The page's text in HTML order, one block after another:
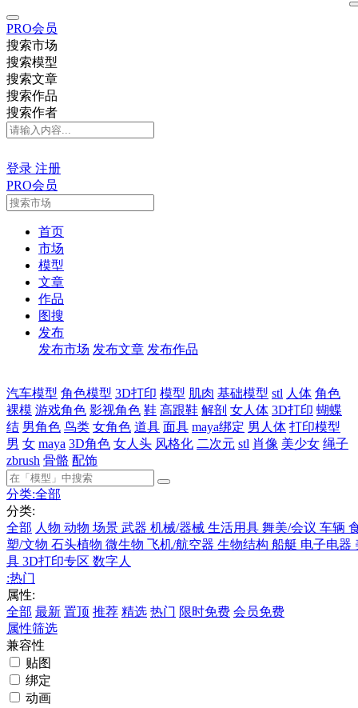
PRO会员
搜索市场
搜索模型
搜索文章
搜索作品
搜索作者
登录 注册
PRO会员
首页
市场
模型
文章
作品
图搜
发布
发布市场 发布文章 发布作品
汽车模型 角色模型 3D打印 模型 肌肉 基础模型 stl 人体 角色
裸模 游戏角色 影视角色 鞋 高跟鞋 解剖 女人体 3D打印 蝴蝶
结 男角色 鸟类 女角色 道具 面具 maya绑定 男人体 打印模型
男 女 maya 3D角色 女人头 风格化 二次元 stl 肖像 美少女 绳子
zbrush 骨骼 配饰
分类:全部
分类:
全部 人物 动物 场景 武器 机械/器械 生活用具 舞美/会议 车辆
塑/文物 石头植物 微生物 飞机/航空器 生物结构 船艇 电子电器
具 3D打印专区 数字人
:热门
属性:
全部 最新 置顶 推荐 精选 热门 限时免费 会员免费
属性筛选
兼容性
贴图
绑定
动画